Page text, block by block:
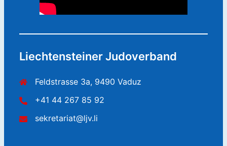
Liechtensteiner Judoverband
Feldstrasse 3a, 9490 Vaduz
+41 44 267 85 92
sekretariat@ljv.li